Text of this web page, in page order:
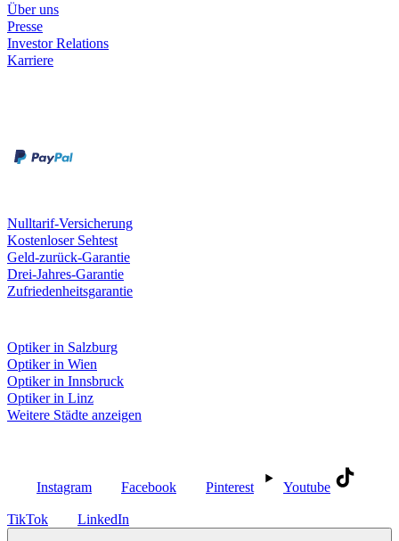
Über uns
Presse
Investor Relations
Karriere
Nulltarif-Versicherung
Kostenloser Sehtest
Geld-zurück-Garantie
Drei-Jahres-Garantie
Zufriedenheitsgarantie
Optiker in Salzburg
Optiker in Wien
Optiker in Innsbruck
Optiker in Linz
Weitere Städte anzeigen
Instagram Facebook Pinterest Youtube
TikTok LinkedIn